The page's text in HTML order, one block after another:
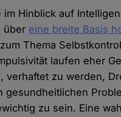
im Hinblick auf
über eine breite Basis
zum Thema
laufen eher
verhaftet zu werden,
gesundheitlichen
zu sein. Eine